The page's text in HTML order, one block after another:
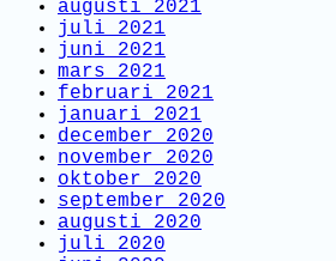
augusti 2021
juli 2021
juni 2021
mars 2021
februari 2021
januari 2021
december 2020
november 2020
oktober 2020
september 2020
augusti 2020
juli 2020